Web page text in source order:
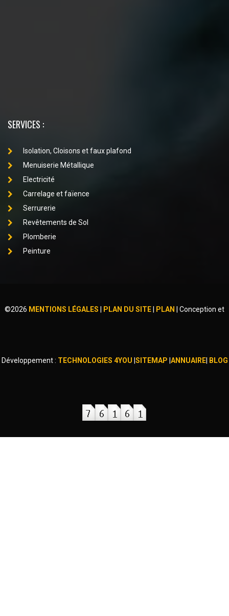
SERVICES :
Isolation, Cloisons et faux plafond
Menuiserie Métallique
Electricité
Carrelage et faïence
Serrurerie
Revêtements de Sol
Plomberie
Peinture
©2026 MENTIONS LÉGALES PLAN DU SITE PLAN Conception et
Développement : TECHNOLOGIES 4YOU SITEMAP ANNUAIRE| BLOG